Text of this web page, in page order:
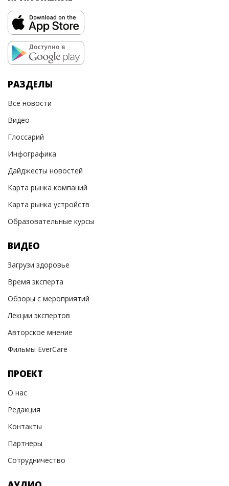
РАЗДЕЛЫ
Все новости
Видео
Глоссарий
Инфографика
Дайджесты новостей
Карта рынка компаний
Карта рынка устройств
Образовательные курсы
ВИДЕО
Загрузи здоровье
Время эксперта
Обзоры с мероприятий
Лекции экспертов
Авторское мнение
Фильмы EverCare
ПРОЕКТ
О нас
Редакция
Контакты
Партнеры
Сотрудничество